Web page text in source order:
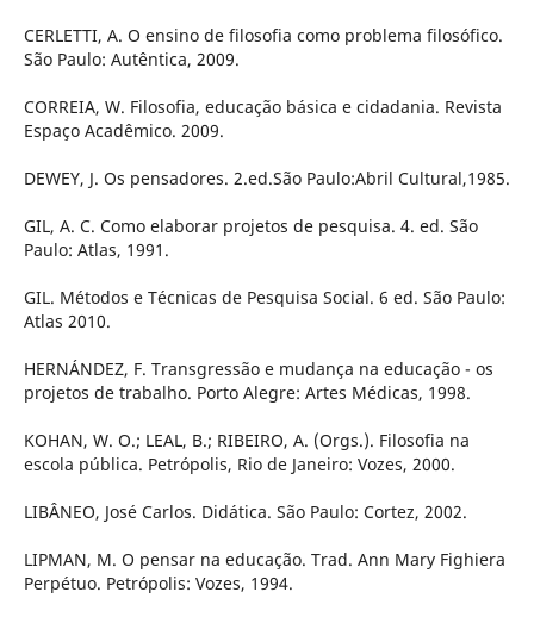
CERLETTI, A. O ensino de filosofia como problema filosófico.
São Paulo: Autêntica, 2009.
CORREIA, W. Filosofia, educação básica e cidadania. Revista
Espaço Acadêmico. 2009.
DEWEY, J. Os pensadores. 2.ed.São Paulo:Abril Cultural,1985.
GIL, A. C. Como elaborar projetos de pesquisa. 4. ed. São
Paulo: Atlas, 1991.
GIL. Métodos e Técnicas de Pesquisa Social. 6 ed. São Paulo:
Atlas 2010.
HERNÁNDEZ, F. Transgressão e mudança na educação - os
projetos de trabalho. Porto Alegre: Artes Médicas, 1998.
KOHAN, W. O.; LEAL, B.; RIBEIRO, A. (Orgs.). Filosofia na
escola pública. Petrópolis, Rio de Janeiro: Vozes, 2000.
LIBÂNEO, José Carlos. Didática. São Paulo: Cortez, 2002.
LIPMAN, M. O pensar na educação. Trad. Ann Mary Fighiera
Perpétuo. Petrópolis: Vozes, 1994.